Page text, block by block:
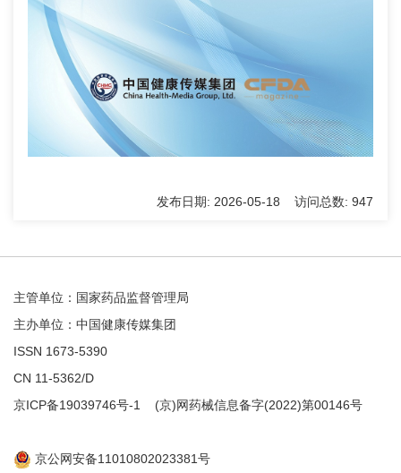
发布日期: 2026-05-18 访问总数: 947
主管单位：国家药品监督管理局
主办单位：中国健康传媒集团
ISSN 1673-5390
CN 11-5362/D
京ICP备19039746号-1
(京)网药械信息备字(2022)第00146号
京公网安备11010802023381号